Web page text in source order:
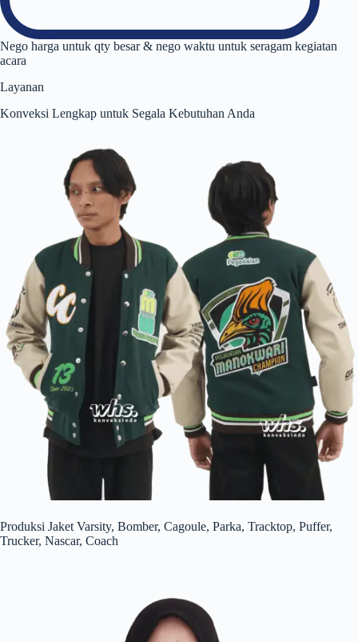
Nego harga untuk qty besar & nego waktu untuk seragam kegiatan
acara
Layanan
Konveksi Lengkap untuk Segala Kebutuhan Anda
Produksi Jaket Varsity, Bomber, Cagoule, Parka, Tracktop, Puffer,
Trucker, Nascar, Coach